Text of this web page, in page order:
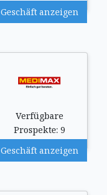
Geschäft anzeigen
Verfügbare
Prospekte: 9
Geschäft anzeigen